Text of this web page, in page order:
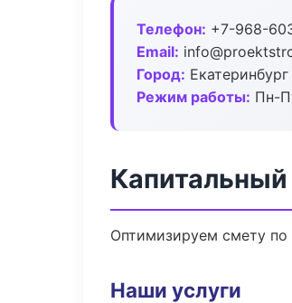
Телефон: +7-968-
Email:
Город: Екатеринбург
Режим работы: Пн-
Капитальный
Оптимизируем смету по
Наши услуги